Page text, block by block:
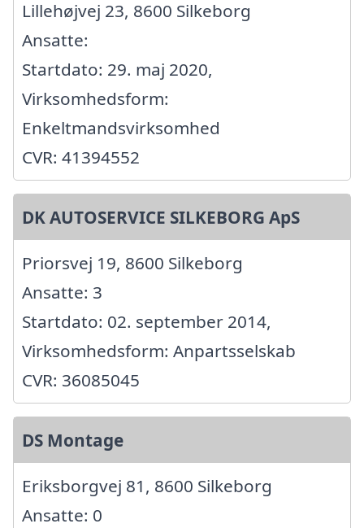
Lillehøjvej 23, 8600 Silkeborg
Ansatte:
Startdato: 29. maj 2020,
Virksomhedsform:
Enkeltmandsvirksomhed
CVR: 41394552
DK AUTOSERVICE SILKEBORG ApS
Priorsvej 19, 8600 Silkeborg
Ansatte: 3
Startdato: 02. september 2014,
Virksomhedsform: Anpartsselskab
CVR: 36085045
DS Montage
Eriksborgvej 81, 8600 Silkeborg
Ansatte: 0